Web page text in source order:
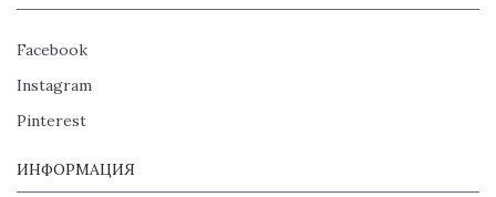
Facebook
Instagram
Pinterest
ИНФОРМАЦИЯ